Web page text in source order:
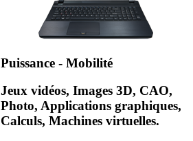
Puissance - Mobilité
Jeux vidéos, Images 3D, CAO,
Photo, Applications graphiques,
Calculs, Machines virtuelles.